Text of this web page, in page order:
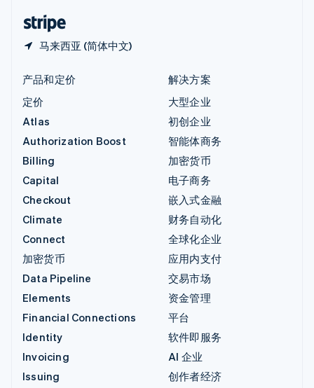
马来西亚 (简体中文)
产品和定价
定价
Atlas
Authorization Boost
Billing
Capital
Checkout
Climate
Connect
加密货币
Data Pipeline
Elements
Financial Connections
Identity
Invoicing
Issuing
解决方案
大型企业
初创企业
智能体商务
加密货币
电子商务
嵌入式金融
财务自动化
全球化企业
应用内支付
交易市场
资金管理
平台
软件即服务
AI 企业
创作者经济